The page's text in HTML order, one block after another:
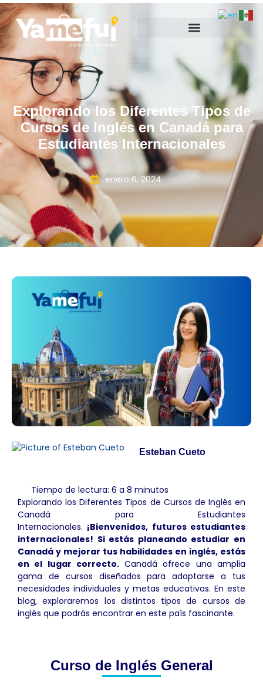
Explorando los Diferentes Tipos de
Cursos de Inglés en Canadá para
Estudiantes Internacionales
enero 6, 2024
Esteban Cueto
Tiempo de lectura: 6 a 8 minutos
Explorando los Diferentes Tipos de Cursos de Inglés en
Canadá para Estudiantes
Internacionales. ¡Bienvenidos, futuros estudiantes
internacionales! Si estás planeando estudiar en
Canadá y mejorar tus habilidades en inglés, estás
en el lugar correcto.Canadá ofrece una amplia
gama de cursos diseñados para adaptarse a tus
necesidades individuales y metas educativas. En este
blog, exploraremos los distintos tipos de cursos de
inglés que podrás encontrar en este país fascinante.
Curso de Inglés General